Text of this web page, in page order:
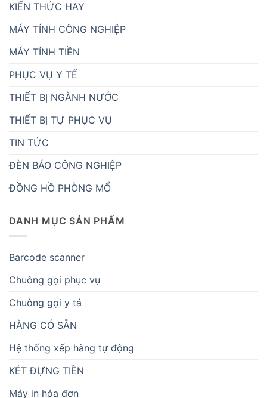
KIẾN THỨC HAY
MÁY TÍNH CÔNG NGHIỆP
MÁY TÍNH TIỀN
PHỤC VỤ Y TẾ
THIẾT BỊ NGÀNH NƯỚC
THIẾT BỊ TỰ PHỤC VỤ
TIN TỨC
ĐÈN BÁO CÔNG NGHIỆP
ĐỒNG HỒ PHÒNG MỔ
DANH MỤC SẢN PHẨM
Barcode scanner
Chuông gọi phục vụ
Chuông gọi y tá
HÀNG CÓ SẴN
Hệ thống xếp hàng tự động
KÉT ĐỰNG TIỀN
Máy in hóa đơn